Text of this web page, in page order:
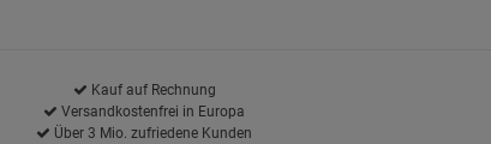
Kauf auf Rechnung
Versandkostenfrei in Europa
Über 3 Mio. zufriedene Kunden